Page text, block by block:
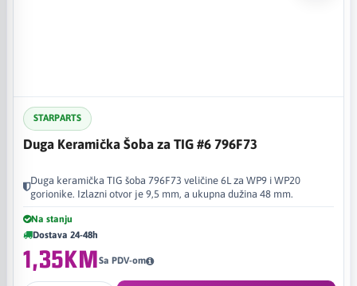
STARPARTS
Duga Keramička Šoba za TIG #6 796F73
Duga keramička TIG šoba 796F73 veličine 6L za WP9 i WP20
gorionike. Izlazni otvor je 9,5 mm, a ukupna dužina 48 mm.
Na stanju
Dostava 24-48h
1,35KMSa PDV-om